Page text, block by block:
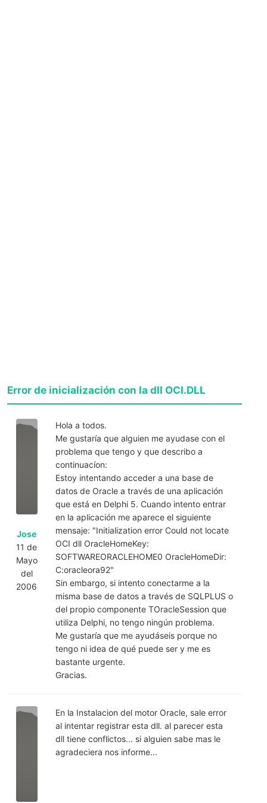
Error de inicialización con la dll OCI.DLL
Jose
11 de
Mayo
del
2006
Hola a todos.
Me gustaría que alguien me ayudase con el
problema que tengo y que describo a
continuacíon:
Estoy intentando acceder a una base de
datos de Oracle a través de una aplicación
que está en Delphi 5. Cuando intento entrar
en la aplicación me aparece el siguiente
mensaje: "Initialization error Could not locate
OCI dll OracleHomeKey:
SOFTWAREORACLEHOME0 OracleHomeDir:
C:oracleora92"
Sin embargo, si intento conectarme a la
misma base de datos a través de SQLPLUS o
del propio componente TOracleSession que
utiliza Delphi, no tengo ningún problema.
Me gustaría que me ayudáseis porque no
tengo ni idea de qué puede ser y me es
bastante urgente.
Gracias.
En la Instalacion del motor Oracle, sale error
al intentar registrar esta dll. al parecer esta
dll tiene conflictos... si alguien sabe mas le
agradeciera nos informe...